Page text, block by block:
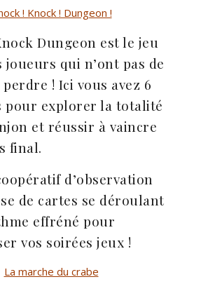
! Knock ! Dungeon !
Dungeon est le jeu
joueurs qui n’ont pas de
! Ici vous avez 6
pour explorer la totalité
et réussir à vaincre
final.
d’observation
de cartes se déroulant
effréné pour
vos soirées jeux !
La marche du crabe